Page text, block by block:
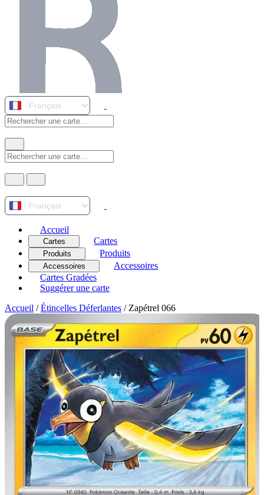
Accueil
Cartes Cartes
Produits Produits
Accessoires
Accessoires
Cartes Gradées
Suggérer une carte
Accueil / Étincelles Déferlantes / Zapétrel 066